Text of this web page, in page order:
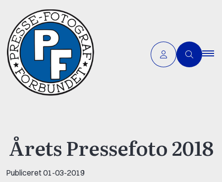
Årets Pressefoto 2018
Publiceret01-03-2019